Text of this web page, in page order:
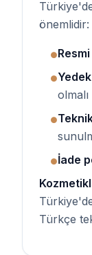
önemlidir:
●
●
olmalı
●
●İade
Türkçe